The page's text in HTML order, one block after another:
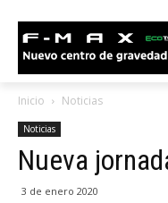
Inicio Noticias
Noticias
Nueva
3 de enero 2020